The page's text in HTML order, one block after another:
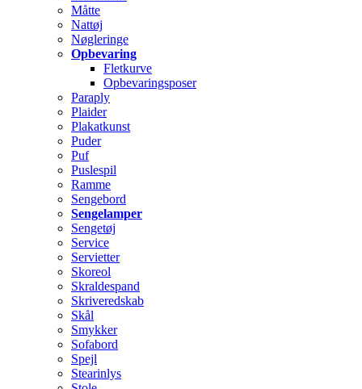
Måtte
Nattøj
Nøgleringe
Opbevaring
Fletkurve
Opbevaringsposer
Paraply
Plaider
Plakatkunst
Puder
Puf
Puslespil
Ramme
Sengebord
Sengelamper
Sengetøj
Service
Servietter
Skoreol
Skraldespand
Skriveredskab
Skål
Smykker
Sofabord
Spejl
Stearinlys